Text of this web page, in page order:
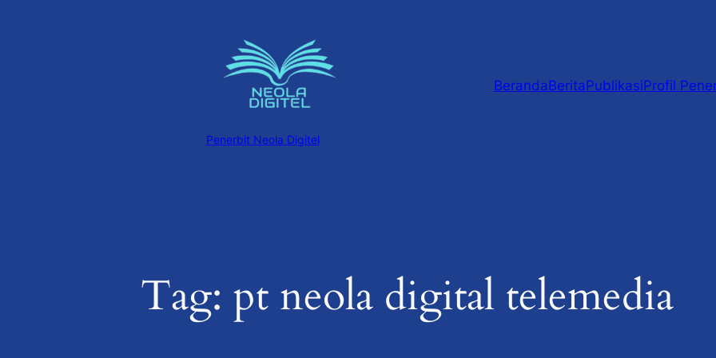
Penerbit Neola Digitel
BerandaBeritaPublikasiProfil
Tag: pt neola digital telemedia